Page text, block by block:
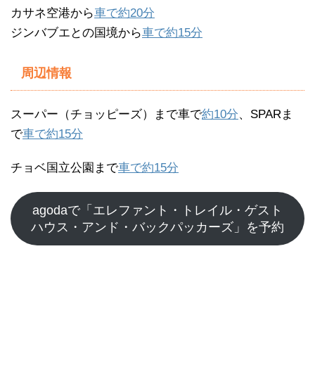
カサネ空港から車で約20分
ジンバブエとの国境から車で約15分
周辺情報
スーパー（チョッピーズ）まで車で約10分、SPARま
で車で約15分
チョベ国立公園まで車で約15分
agodaで「エレファント・トレイル・ゲスト
ハウス・アンド・バックパッカーズ」を予約